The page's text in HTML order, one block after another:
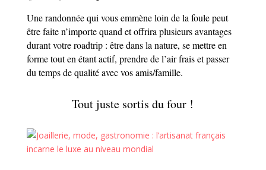
Une randonnée qui vous emmène loin de la foule peut
être faite n’importe quand et offrira plusieurs avantages
durant votre roadtrip : être dans la nature, se mettre en
forme tout en étant actif, prendre de l’air frais et passer
du temps de qualité avec vos amis/famille.
Tout juste sortis du four !